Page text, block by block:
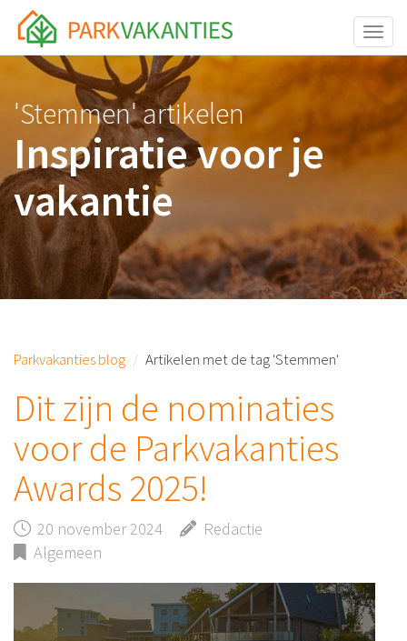
<body id="page-top">
'Stemmen' artikelen
Inspiratie voor je
vakantie
Parkvakanties blog Artikelen met de tag 'Stemmen'
Dit zijn de nominaties
voor de Parkvakanties
Awards 2025!
20 november 2024
Redactie
Algemeen